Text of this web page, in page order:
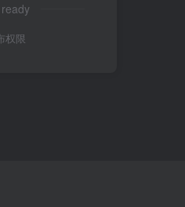
权限